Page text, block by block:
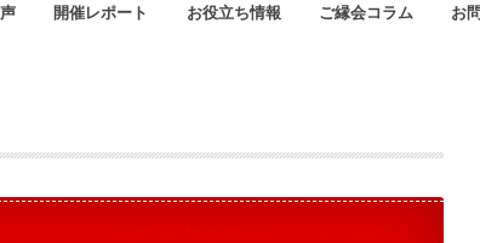
開催レポート お役立ち情報 ご縁会コラム お